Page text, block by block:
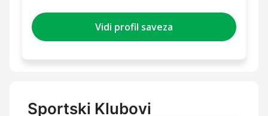
Vidi profil saveza
Sportski Klubovi